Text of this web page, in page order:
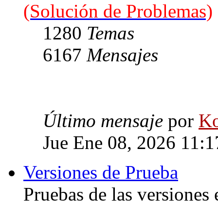
(Solución de Problemas)
1280 Temas
6167 Mensajes
Último mensaje por
Jue Ene 08, 2026
Versiones de Prueba
Pruebas de las